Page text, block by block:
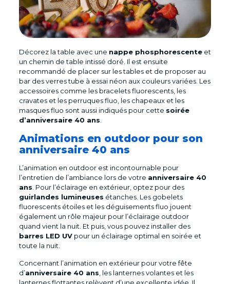
Décorez la table avec une nappe phosphorescenteet
un chemin de table intissé doré. Il est ensuite
recommandé de placer sur les tables et de proposer au
bar des verres tube à essai néon aux couleurs variées. Les
accessoires comme les bracelets fluorescents, les
cravates et les perruques fluo, les chapeaux et les
masques fluo sont aussi indiqués pour cette soirée
d’anniversaire 40 ans
Animations en outdoor pour son
anniversaire 40 ans
L’animation en outdoor est incontournable pour
l’entretien de l’ambiance lors de votre anniversaire 40
ans . Pour l’éclairage en extérieur, optez pour des
guirlandes lumineuses étanches. Les gobelets
fluorescents étoiles et les déguisements fluo jouent
également un rôle majeur pour l’éclairage outdoor
quand vient la nuit. Et puis, vous pouvez installer des
barres LED UVpour un éclairage optimal en soirée et
toute la nuit.
Concernant l’animation en extérieur pour votre fête
d’anniversaire 40 ans , les lanternes volantes et les